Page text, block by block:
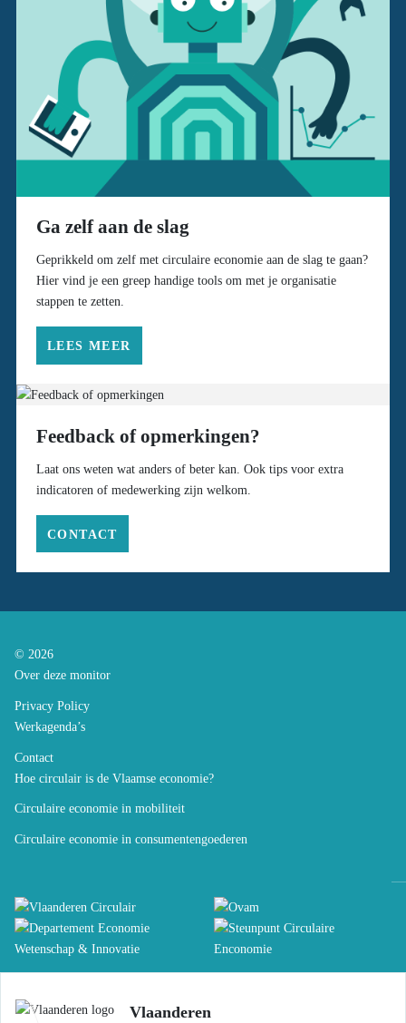
Ga zelf aan de slag
Geprikkeld om zelf met circulaire economie aan de slag te gaan?
Hier vind je een greep handige tools om met je organisatie
stappen te zetten.
LEES MEER
Feedback of opmerkingen?
Laat ons weten wat anders of beter kan. Ook tips voor extra
indicatoren of medewerking zijn welkom.
CONTACT
© 2026
Over deze monitor
Privacy Policy
Werkagenda’s
Contact
Hoe circulair is de Vlaamse economie?
Circulaire economie in mobiliteit
Circulaire economie in consumentengoederen
Vlaanderen